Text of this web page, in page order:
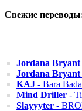
Свежие
Jordana Bryant
Jordana Bryant
KAJ - Bara
Mind Driller -
Slayyyter -